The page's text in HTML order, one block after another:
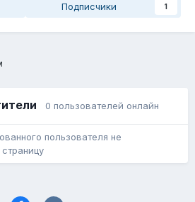
Подписчики 1
0 пользователей онлайн
пользователя не